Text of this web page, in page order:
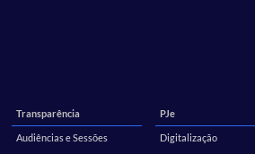
Transparência
Audiências e Sessões
PJe
Digitalização